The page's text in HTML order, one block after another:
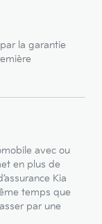
la garantie
avec ou
en plus de
Kia
temps que
par une